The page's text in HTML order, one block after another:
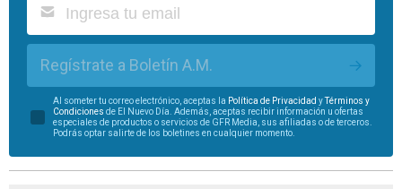
Regístrate a Boletín A.M.
Al someter tu correo electrónico, aceptas la Política de Privacidad yTérminos y
Condiciones de El Nuevo Día. Además, aceptas recibir información u ofertas
especiales de productos o servicios de GFR Media, sus afiliadas o de terceros.
Podrás optar salirte de los boletines en cualquier momento.